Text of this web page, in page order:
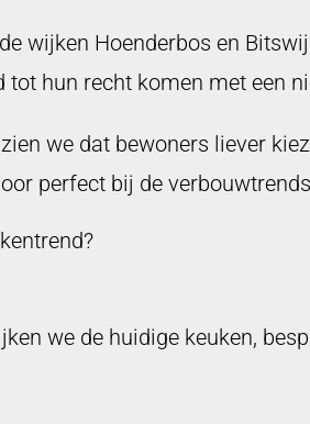
wijken Hoenderbos en
tot hun recht komen met een
we dat bewoners liever
perfect bij de
we de huidige keuken,